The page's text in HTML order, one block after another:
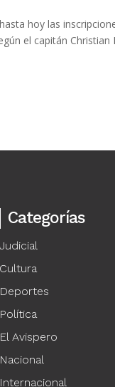
hoy las
el capitán
Categorías
Judicial
Cultura
Deportes
Política
El Avispero
Nacional
Internacional